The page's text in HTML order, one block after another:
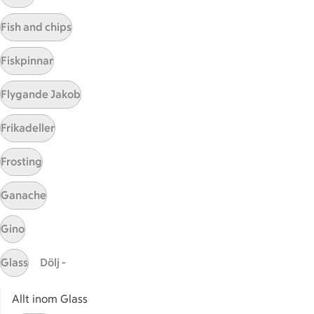
Sidfot
Start
Få snabbt svar
Prenumerera
Fish and chips
Fiskpinnar
Flygande Jakob
Frikadeller
Frosting
Ganache
Gino
Glass Dölj -
Allt inom Glass